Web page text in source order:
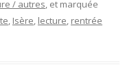
/ autres, et marquée
, Isère, lecture, rentrée